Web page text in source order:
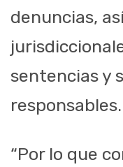
denuncias,
sentencias y
responsables.
“Por lo que